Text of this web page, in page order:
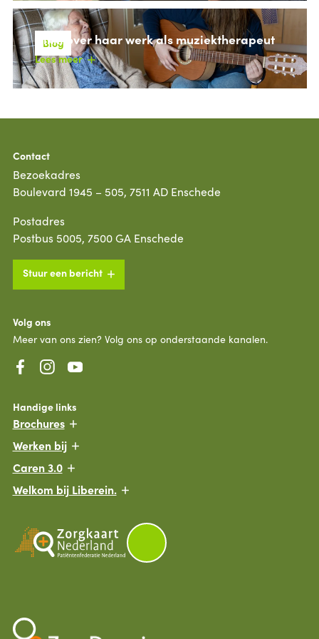
Blog
Nikki over haar werk als muziektherapeut
Lees meer
Contact
Bezoekadres
Boulevard 1945 – 505, 7511 AD Enschede
Postadres
Postbus 5005, 7500 GA Enschede
Stuur een bericht
Volg ons
Meer van ons zien? Volg ons op onderstaande kanalen.
Handige links
Brochures
Werken bij
Caren 3.0
Welkom bij Liberein.